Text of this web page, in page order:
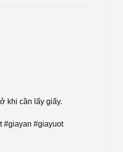
khi cần lấy giấy.
#giayan #giayuot